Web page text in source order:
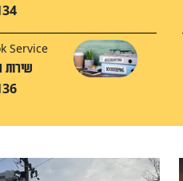
Service
שירות